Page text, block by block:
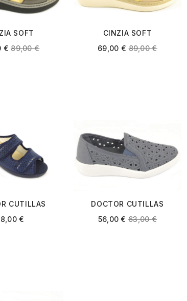
SOFT
L 001
€ 89,00€
CINZIA SOFT
IMB77002C-L 002 ROSA
69,00 € 89,00€
CUTILLAS
MARINO
€
DOCTOR CUTILLAS
38465 PACIFICO
56,00 € 63,00€